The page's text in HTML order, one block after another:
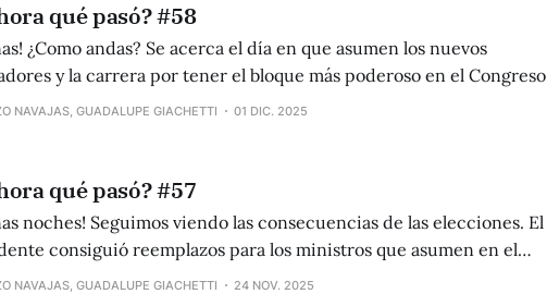
qué pasó? #58
¿Como andas? Se acerca el día en que asumen los nuevos
y la carrera por tener el bloque más poderoso en el Congreso
un segundo. Con ojos más en el futuro, la flamante líder de los
NAVAJAS, GUADALUPE GIACHETTI 01 DIC. 2025
qué pasó? #57
noches! Seguimos viendo las consecuencias de las elecciones. El
consiguió reemplazos para los ministros que asumen en el
y los bloques se siguen acomodando al nuevo panorama. No
NAVAJAS, GUADALUPE GIACHETTI 24 NOV. 2025